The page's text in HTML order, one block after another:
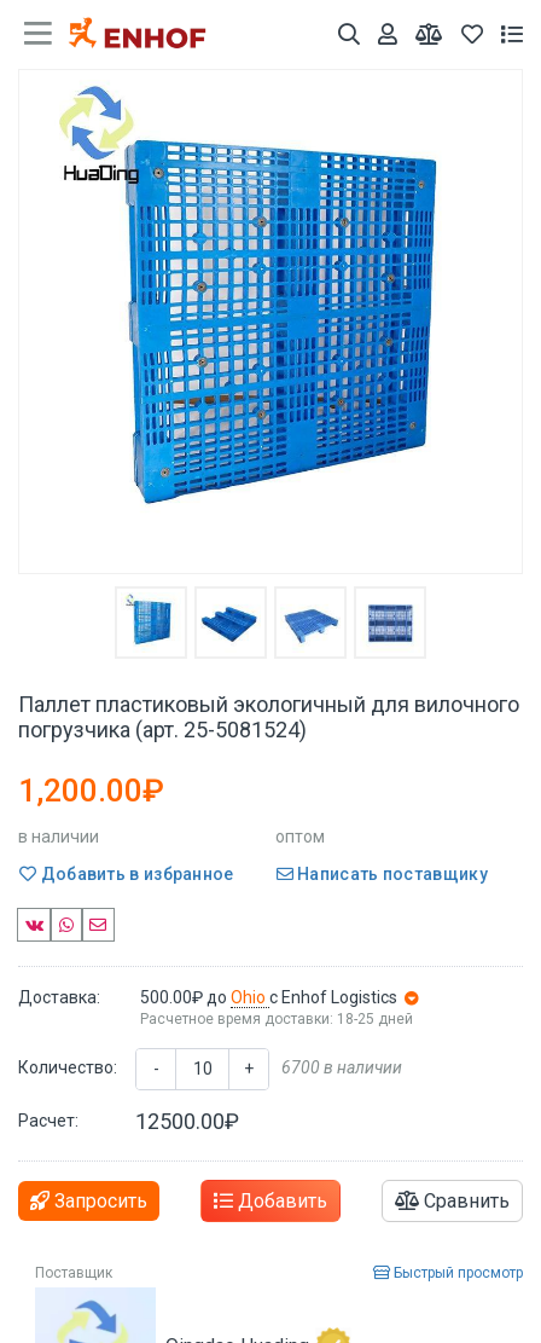
Паллет пластиковый экологичный для вилочного
погрузчика (арт. 25-5081524)
1,200.00₽
в наличии
оптом
Добавить в избранное
Написать поставщику
Доставка: 500.00₽ до Ohio с Enhof Logistics
Расчетное время доставки: 18-25 дней
Количество: - + 6700 в наличии
Расчет: 12500.00₽
Запросить Добавить Сравнить
Поставщик Быстрый просмотр